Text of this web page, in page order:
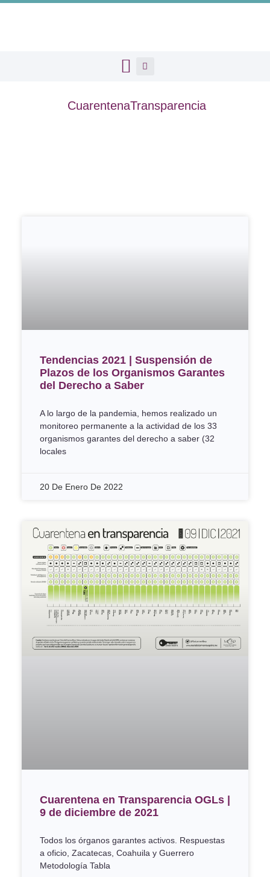
CuarentenaTransparencia
Tendencias 2021 | Suspensión de
Plazos de los Organismos Garantes
del Derecho a Saber
A lo largo de la pandemia, hemos realizado un
monitoreo permanente a la actividad de los 33
organismos garantes del derecho a saber (32
locales
20 De Enero De 2022
Cuarentena en Transparencia OGLs |
9 de diciembre de 2021
Todos los órganos garantes activos. Respuestas
a oficio, Zacatecas, Coahuila y Guerrero
Metodología Tabla